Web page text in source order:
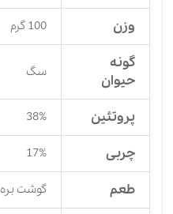
وزن 100 گرم
گونه
حیوان
سگ
پروتئین 38%
چربی 17%
طعم گوشت بره